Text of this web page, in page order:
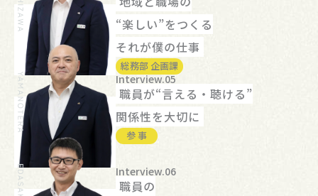
“楽しい”をつくる
それが僕の仕事
総務部 企画課
Interview.05
職員が“言える・聴ける”
関係性を大切に
参 事
Interview.06
職員の